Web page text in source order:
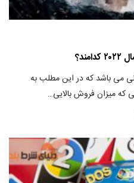
می باشد که در این مطلب به
که میزان فروش بالایی…